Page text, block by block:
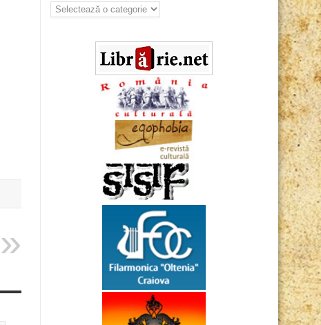
Arhiva